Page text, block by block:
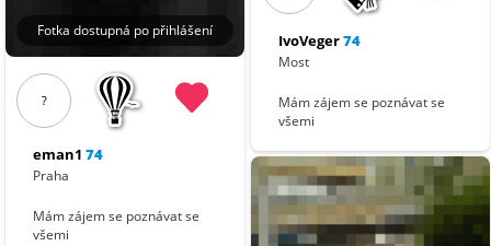
Fotka dostupná po přihlášení
?
eman1 74
Praha
Mám zájem se poznávat se
všemi
IvoVeger74
Most
Mám zájem se poznávat se
všemi